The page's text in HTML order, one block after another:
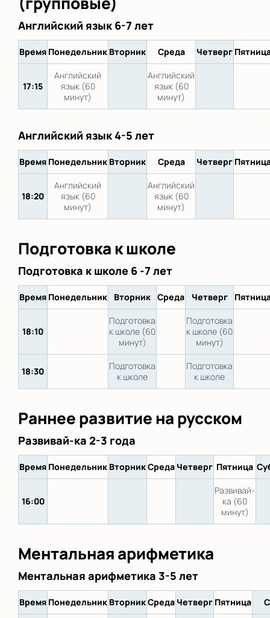
Английский язык 6-7 лет
Время Понедельник Вторник Среда Четверг
17:15
Английский
язык (60
минут)
Английский
язык (60
минут)
Английский язык 4-5 лет
Время Понедельник Вторник Среда Четверг
18:20
Английский
язык (60
минут)
Английский
язык (60
минут)
Подготовка к школе
Подготовка к школе 6 -7 лет
Время Понедельник Вторник Среда Четверг
18:10
Подготовка
к школе (60
минут)
Подготовка
к школе (60
минут)
18:30
Подготовка
к школе
Подготовка
к школе
Раннее развитие на русском
Развивай-ка 2-3 года
Время Понедельник ВторникСреда Четверг Пятница
16:00
Развивай-
ка (60
минут)
Ментальная арифметика
Ментальная арифметика 3-5 лет
Время Понедельник ВторникСреда Четверг Пятница